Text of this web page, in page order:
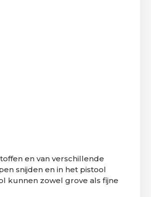
en van verschillende
snijden en in het pistool
kunnen zowel grove als fijne